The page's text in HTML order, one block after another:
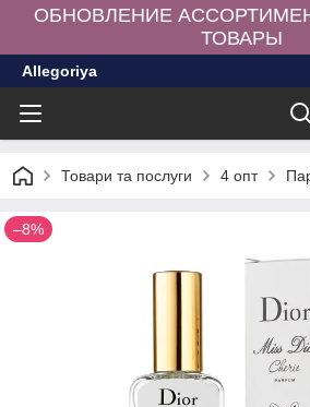
ОБНОВЛЕНИЕ
ТОВАРЫ
Allegoriya
Товари та послуги 4 опт
–8%